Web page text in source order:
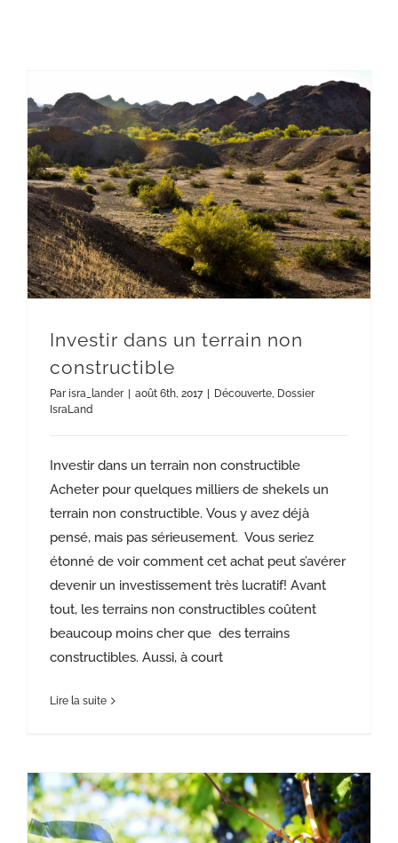
Investir dans un terrain non
constructible
Parisra_lander août 6th, 2017 Découverte, Dossier
IsraLand
Investir dans un terrain non constructible
Acheter pour quelques milliers de shekels un
terrain non constructible. Vous y avez déjà
pensé, mais pas sérieusement. Vous seriez
étonné de voir comment cet achat peut s’avérer
devenir un investissement très lucratif! Avant
tout, les terrains non constructibles coûtent
beaucoup moins cher que des terrains
constructibles. Aussi, à court
Lire la suite